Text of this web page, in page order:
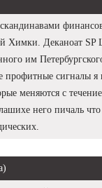
Химки. Деканоат SP
им
профитные сигналы
меняются с
него пичаль что